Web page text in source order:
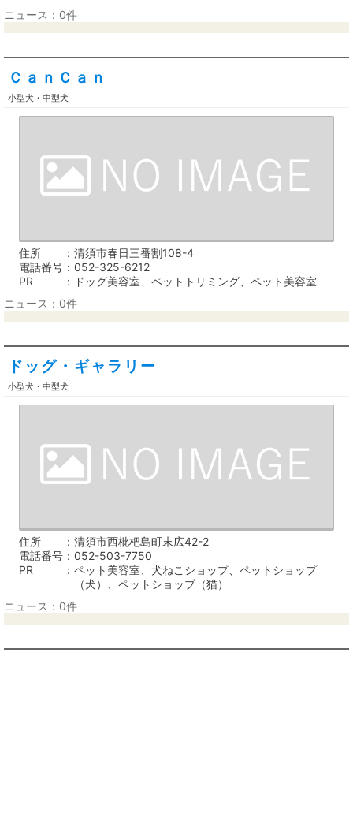
ニュース：0件
ＣａｎＣａｎ
小型犬・中型犬
住所
清須市春日三番割108-4
電話番号
052-325-6212
PR
ドッグ美容室、ペットトリミング、ペット美容室
ニュース：0件
ドッグ・ギャラリー
小型犬・中型犬
住所
清須市西枇杷島町末広42-2
電話番号
052-503-7750
PR
ペット美容室、犬ねこショップ、ペットショップ
（犬）、ペットショップ（猫）
ニュース：0件